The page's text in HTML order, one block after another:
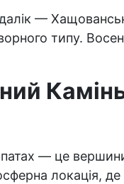
—
типу.
— це
локація, де